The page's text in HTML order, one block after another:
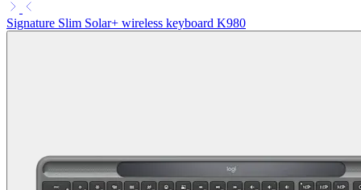
Signature Slim Solar+ wireless keyboard K980